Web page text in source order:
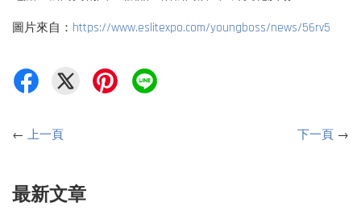
圖片來自： https://www.eslitexpo.com/youngboss/news/56rv5
← 上一頁 下一頁 →
最新文章